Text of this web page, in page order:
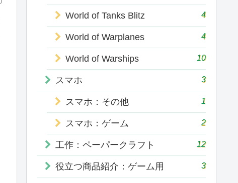
World of Tanks Blitz 4
World of Warplanes 4
World of Warships 10
スマホ 3
スマホ：その他 1
スマホ：ゲーム 2
工作：ペーパークラフト 12
役立つ商品紹介：ゲーム用 3